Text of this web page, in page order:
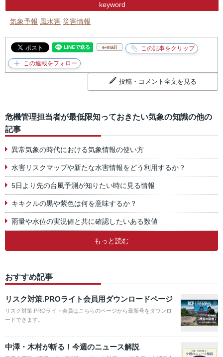
keyword
気象予報 風水害 災害情報
e-mail
投稿・コメント全文を見る
危機管理担当者が最低限知っておきたい気象の知識の他の
記事
異常気象の時代における気象情報の使い方
水害リスクマップや新たな水害情報をどう利用するか？
5日より先の台風予測が知りたい時に見る情報
キキクルの黒や紫色は何を意味するか？
雨量や水位の実況値と共に確認したいある数値
もっと読む
おすすめ記事
リスク対策.PROライト会員用ダウンロードページ
リスク対策.PROライト会員はこちらのページから最新号をダウンロ
ードできます。
中澤・木村が斬る！今週のニュース解説